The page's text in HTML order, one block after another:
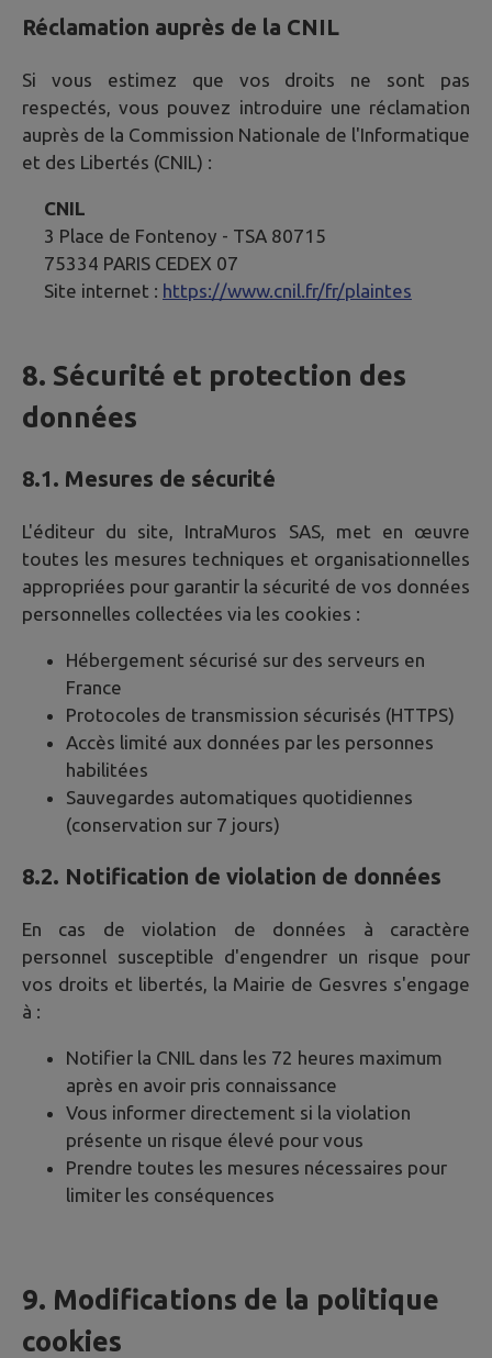
Réclamation auprès de la CNIL
Si vous estimez que vos droits ne sont pas
respectés, vous pouvez introduire une réclamation
auprès de la Commission Nationale de l'Informatique
et des Libertés (CNIL) :
CNIL
3 Place de Fontenoy - TSA 80715
75334 PARIS CEDEX 07
Site internet : https://www.cnil.fr/fr/plaintes
8. Sécurité et protection des
données
8.1. Mesures de sécurité
L'éditeur du site, IntraMuros SAS, met en œuvre
toutes les mesures techniques et organisationnelles
appropriées pour garantir la sécurité de vos données
personnelles collectées via les cookies :
Hébergement sécurisé sur des serveurs en
France
Protocoles de transmission sécurisés (HTTPS)
Accès limité aux données par les personnes
habilitées
Sauvegardes automatiques quotidiennes
(conservation sur 7 jours)
8.2. Notification de violation de données
En cas de violation de données à caractère
personnel susceptible d'engendrer un risque pour
vos droits et libertés, la Mairie de Gesvres s'engage
à :
Notifier la CNIL dans les 72 heures maximum
après en avoir pris connaissance
Vous informer directement si la violation
présente un risque élevé pour vous
Prendre toutes les mesures nécessaires pour
limiter les conséquences
9. Modifications de la politique
cookies